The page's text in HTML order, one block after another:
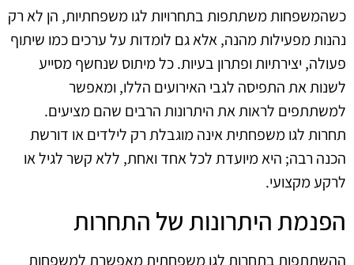
כשהמשפחות משתתפות בתחרויות לגו משפחתיות, הן לא רק
נהנות מפעילות מהנה, אלא גם לומדות על ערכים כמו שיתוף
פעולה, יצירתיות ופתרון בעיות. כל מיתוס שנחשף מסייע
לשנות את התפיסה לגבי האירועים הללו, ומאפשר
למשתתפים לראות את היתרונות הרבים שהם מציעים.
תחרות לגו משפחתית אינה מוגבלת רק לילדים או דורשת
הכנה רבה; היא מיועדת לכל אחד ואחת, ללא קשר לגיל או
לרקע מקצועי.
הפנמת היתרונות של התחרות
ההשתתפות בתחרות לגו משפחתית מאפשרת למשפחות